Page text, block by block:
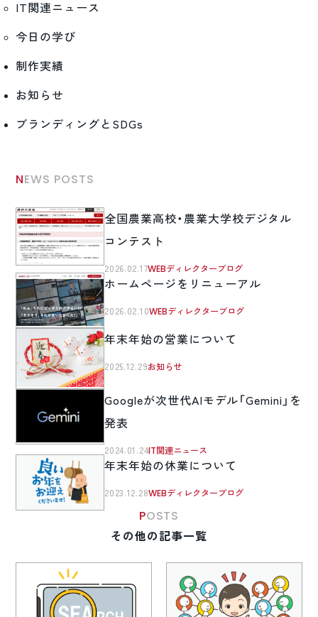
IT関連ニュース
今日の学び
制作実績
お知らせ
ブランディングとSDGs
NEWS POSTS
全国農業高校・農業大学校デジタル
コンテスト
2026.02.17WEBディレクターブログ
ホームページをリニューアル
2026.02.10WEBディレクターブログ
年末年始の営業について
2025.12.29お知らせ
Googleが次世代AIモデル「Gemini」を
発表
2024.01.24IT関連ニュース
年末年始の休業について
2023.12.28WEBディレクターブログ
POSTS
その他の記事一覧